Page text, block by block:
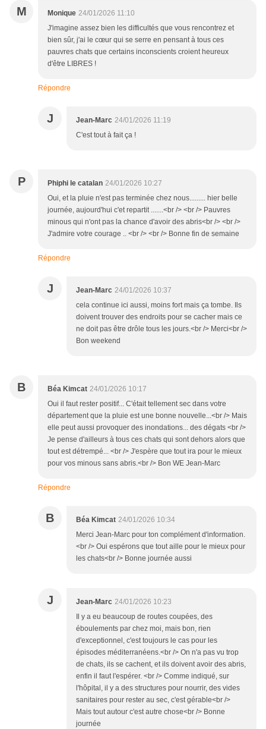
M Monique 24/01/2026 11:10
J'imagine assez bien les difficultés que vous rencontrez et
bien sûr, j'ai le cœur qui se serre en pensant à tous ces
pauvres chats que certains inconscients croient heureux
d'être LIBRES !
Répondre
J Jean-Marc 24/01/2026 11:19
C'est tout à fait ça !
P Phiphi le catalan 24/01/2026 10:27
Oui, et la pluie n'est pas terminée chez nous......... hier belle
journée, aujourd'hui c'et repartit .......<br /> <br /> Pauvres
minous qui n'ont pas la chance d'avoir des abris<br /> <br />
J'admire votre courage .. <br /> <br /> Bonne fin de semaine
Répondre
J Jean-Marc 24/01/2026 10:37
cela continue ici aussi, moins fort mais ça tombe. Ils
doivent trouver des endroits pour se cacher mais ce
ne doit pas être drôle tous les jours.<br /> Merci<br />
Bon weekend
B Béa Kimcat 24/01/2026 10:17
Oui il faut rester positif... C'était tellement sec dans votre
département que la pluie est une bonne nouvelle...<br /> Mais
elle peut aussi provoquer des inondations... des dégats <br />
Je pense d'ailleurs à tous ces chats qui sont dehors alors que
tout est détrempé... <br /> J'espère que tout ira pour le mieux
pour vos minous sans abris.<br /> Bon WE Jean-Marc
Répondre
B Béa Kimcat 24/01/2026 10:34
Merci Jean-Marc pour ton complément d'information.
<br /> Oui espérons que tout aille pour le mieux pour
les chats<br /> Bonne journée aussi
J Jean-Marc 24/01/2026 10:23
Il y a eu beaucoup de routes coupées, des
éboulements par chez moi, mais bon, rien
d'exceptionnel, c'est toujours le cas pour les
épisodes méditerranéens.<br /> On n'a pas vu trop
de chats, ils se cachent, et ils doivent avoir des abris,
enfin il faut l'espérer. <br /> Comme indiqué, sur
l'hôpital, il y a des structures pour nourrir, des vides
sanitaires pour rester au sec, c'est gérable<br />
Mais tout autour c'est autre chose<br /> Bonne
journée